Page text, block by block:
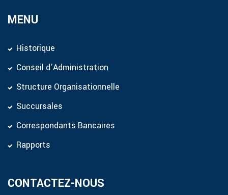
MENU
Historique
Conseil d’Administration
Structure Organisationnelle
Succursales
Correspondants Bancaires
Rapports
CONTACTEZ-NOUS